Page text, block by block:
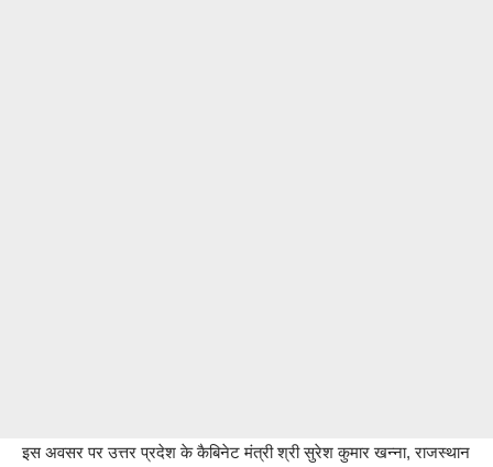
इस अवसर पर उत्तर प्रदेश के कैबिनेट मंत्री श्री सुरेश कुमार खन्ना, राजस्थान